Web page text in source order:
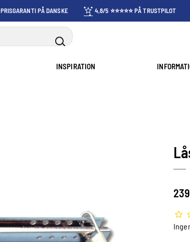
PRISGARANTI PÅ DANSKE
PRISER
4,8/5 ⭐⭐⭐⭐⭐ PÅ TRUSTPILOT
INSPIRATION